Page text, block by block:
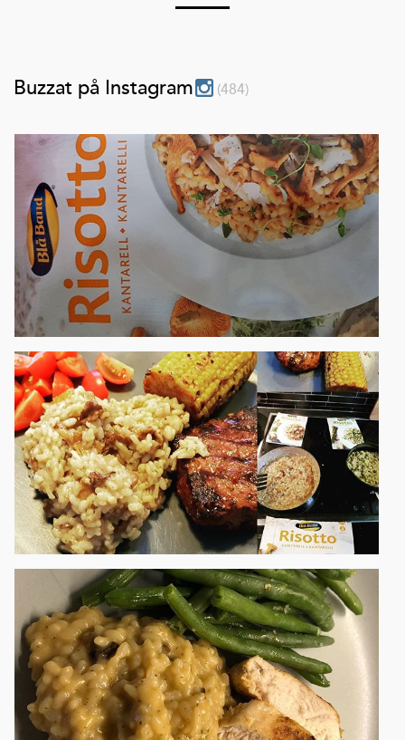
Buzzat på Instagram (484)